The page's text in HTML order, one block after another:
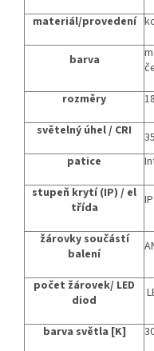
materiál/provedení
barva
rozměry
světelný úhel / CRI
patice
stupeň krytí (IP) / el
třída
žárovky součástí
balení
počet žárovek/ LED
diod
barva světla [K]